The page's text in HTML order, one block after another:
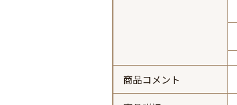
商品コメント